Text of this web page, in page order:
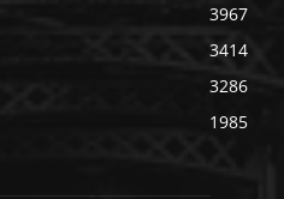
3967
3414
3286
1985